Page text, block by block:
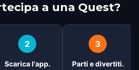
a una Quest?
2
Scarica l'app.
3
Parti e divertiti.